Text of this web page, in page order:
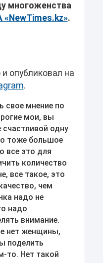
многоженства
«NewTimes.kz».
опубликовал на
.
свое мнение по
мои, вы
счастливой одну
тоже большое
все это для
количество
все такое, это
чем
надо не
надо
внимание.
нет женщины,
поделить
то. Нет такой